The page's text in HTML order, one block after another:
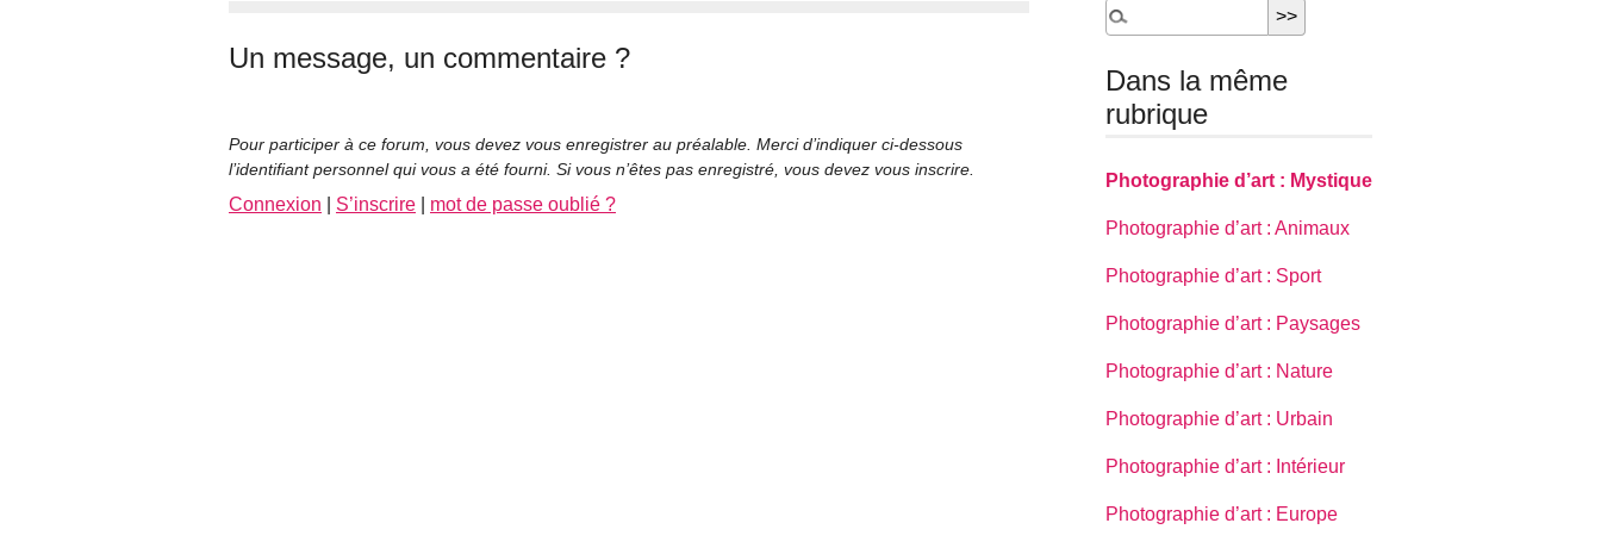
Un message, un commentaire ?
Pour participer à ce forum, vous devez vous enregistrer au préalable. Merci d’indiquer ci-dessous
l’identifiant personnel qui vous a été fourni. Si vous n’êtes pas enregistré, vous devez vous inscrire.
Connexion S’inscrire mot de passe oublié ?
Dans la même
rubrique
Photographie d’art : Mystique
Photographie d’art : Animaux
Photographie d’art : Sport
Photographie d’art : Paysages
Photographie d’art : Nature
Photographie d’art : Urbain
Photographie d’art : Intérieur
Photographie d’art : Europe